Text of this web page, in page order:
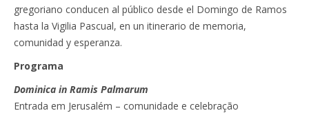
gregoriano conducen al público desde el Domingo de Ramos
hasta la Vigilia Pascual, en un itinerario de memoria,
comunidad y esperanza.
Programa
Dominica in Ramis Palmarum
Entrada em Jerusalém – comunidade e celebração